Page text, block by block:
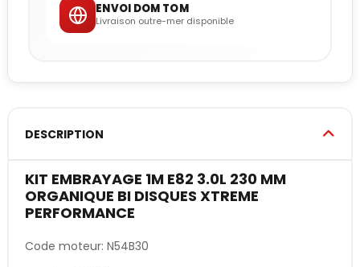
ENVOI DOM TOM
Livraison outre-mer disponible
DESCRIPTION
KIT EMBRAYAGE 1M E82 3.0L 230 MM
ORGANIQUE BI DISQUES XTREME
PERFORMANCE
Code moteur: N54B30